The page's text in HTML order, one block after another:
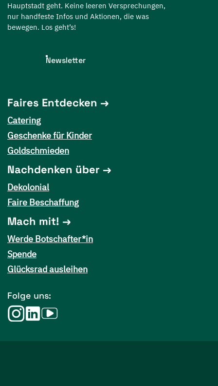
Hauptstadt geht. Keine leeren Versprechungen,
nur handfeste Infos und Aktionen, die was
bewegen. Los geht’s!
Newsletter
Faires Entdecken
Catering
Geschenke für Kinder
Goldschmieden
Nachdenken über
Dekolonial
Faire Beschaffung
Mach mit!
Werde Botschafter*in
Spende
Glücksrad ausleihen
Folge uns: